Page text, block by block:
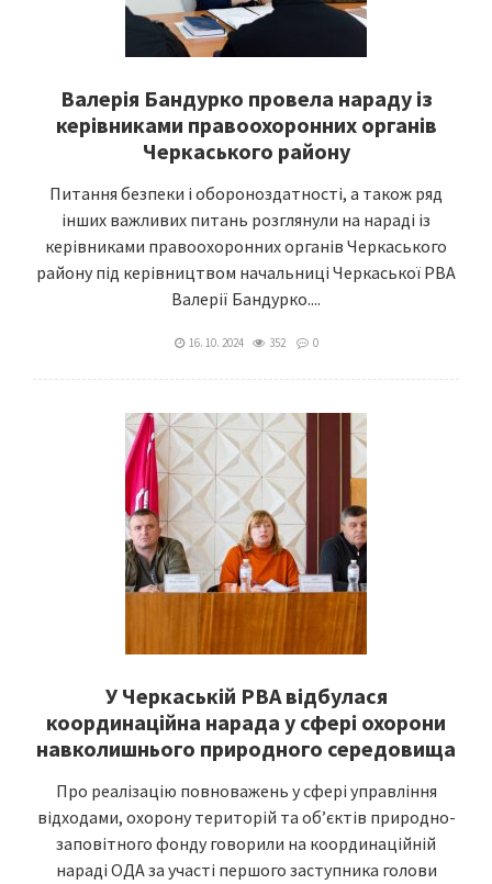
Валерія Бандурко провела нараду із
керівниками правоохоронних органів
Черкаського району
Питання безпеки і обороноздатності, а також ряд
інших важливих питань розглянули на нараді із
керівниками правоохоронних органів Черкаського
району під керівництвом начальниці Черкаської РВА
Валерії Бандурко....
16. 10. 2024 352 0
У Черкаській РВА відбулася
координаційна нарада у сфері охорони
навколишнього природного середовища
Про реалізацію повноважень у сфері управління
відходами, охорону територій та об’єктів природно-
заповітного фонду говорили на координаційній
нараді ОДА за участі першого заступника голови